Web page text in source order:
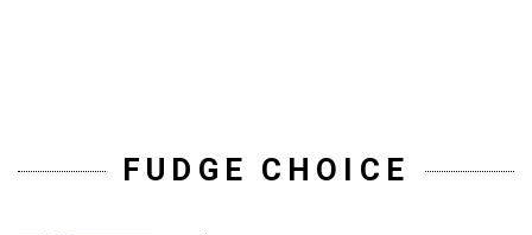
FUDGE CHOICE